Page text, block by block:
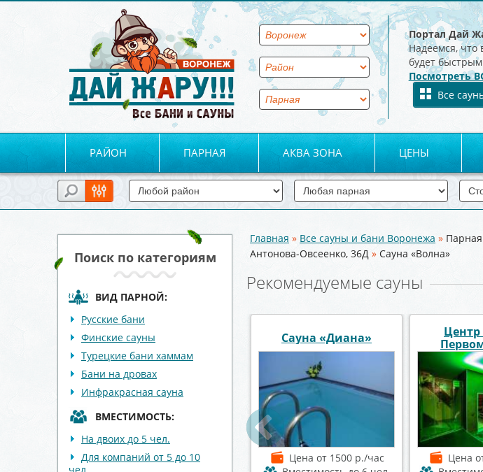
Портал Дай
Надеемся, что
будет
Посмотреть
Все
РАЙОН ПАРНАЯ АКВА ЗОНА ЦЕНЫ
Поиск по категориям
ВИД ПАРНОЙ:
Русские бани
Финские сауны
Турецкие бани хаммам
Бани на дровах
Инфракрасная сауна
ВМЕСТИМОСТЬ:
На двоих до 5 чел.
Для компаний от 5 до 10
чел.
Вы здесь
Главная » Все сауны и бани Воронежа » Парная
Антонова-Овсеенко, 36Д » Сауна «Волна»
Рекомендуемые сауны
Первомайский
Ценаот 1100 р./час
Сауна «Афалина»
Цена от 1300 р./час
Сауна и
Цена